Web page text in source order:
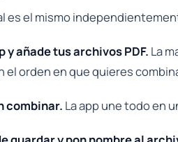
es el mismo
y añade tus archivos PDF. La
el orden en que quieres
combinar. La app une todo en